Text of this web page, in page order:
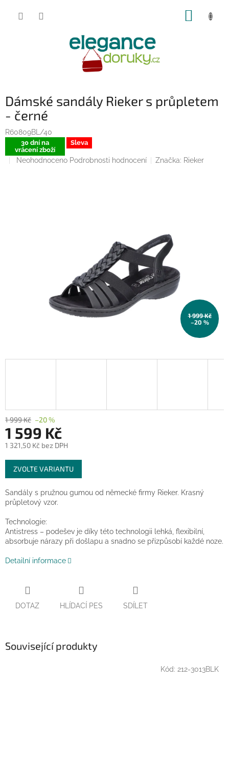
Dámské sandály Rieker s průpletem
- černé
R60809BL/40
30 dní na
vrácení zboží
Sleva
Průměrné
Neohodnoceno Podrobnosti hodnocení Značka: Rieker
1 999 Kč
–20 %
1 999 Kč –20 %
1 599 Kč
1 321,50 Kč bez DPH
Měrná
cena:
ZVOLTE VARIANTU
Sandály s pružnou gumou od německé firmy Rieker. Krasný
průpletový vzor.
Technologie:
Antistress – podešev je díky této technologii lehká, flexibilní,
absorbuje nárazy při došlapu a snadno se přizpůsobí každé noze.
Detailní informace
DOTAZ HLÍDACÍ PES SDÍLET
Související produkty
Kód: 212-3013BLK